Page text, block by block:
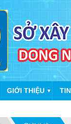
GIỚI THIỆU ▼